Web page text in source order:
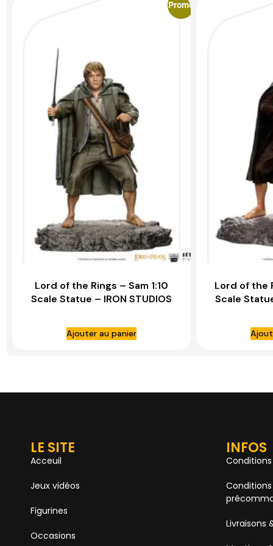
Promo
Lord of the Rings – Sam 1:10
Scale Statue – IRON STUDIOS
Ajouter au panier
Lord of the
Scale
LE SITE
Acceuil
Jeux vidéos
Figurines
Occasions
INFOS
Livraisons